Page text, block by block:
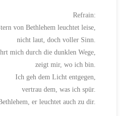
Refrain:
von Bethlehem leuchtet leise,
nicht laut, doch voller Sinn.
mich durch die dunklen Wege,
zeigt mir, wo ich bin.
Ich geh dem Licht entgegen,
vertrau dem, was ich spür.
er leuchtet auch zu dir.